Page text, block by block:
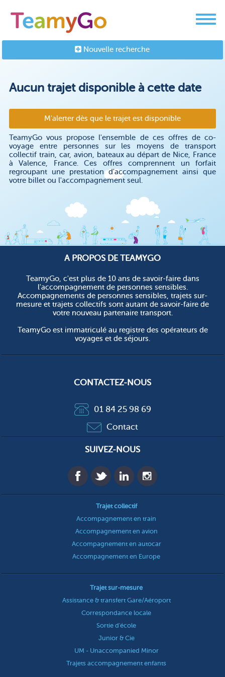
Nouvelle recherche
Aucun trajet disponible à cette date
M'alerter dès que le trajet est disponible
TeamyGo vous propose l'ensemble de ces offres de co-
voyage entre personnes sur les moyens de transport
collectif train, car, avion, bateaux au départ de Nice, France
à Valence, France. Ces offres comprennent un forfait
regroupant une prestation d'accompagnement ainsi que
votre billet ou l'accompagnement seul.
A PROPOS DE TEAMYGO
TeamyGo, c'est plus de 10 ans de savoir-faire dans
l'accompagnement de personnes sensibles.
Accompagnements de personnes sensibles, trajets sur-
mesure et trajets collectifs sont autant de savoir-faire de
votre nouveau partenaire transport.
TeamyGo est immatriculé au registre des opérateurs de
voyages et de séjours.
CONTACTEZ-NOUS
01 84 25 98 69
Contact
SUIVEZ-NOUS
Trajet collectif
Accompagnement en train
Accompagnement en avion
Accompagnement en autocar
Accompagnement en Europe
Trajet sur-mesure
Assistance & transfert Gare/Aéroport
Correspondance locale
Sortie d'école
Junior & Cie
UM - Unaccompanied Minor
Trajets accompagnement enfants